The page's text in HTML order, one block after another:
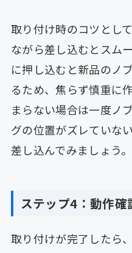
取り付け時のコツとし
ながら差し込むとスム
に押し込むと新品のノ
るため、焦らず慎重に
まらない場合は一度ノ
グの位置がズレていな
差し込んでみましょう。
ステップ4：動作確
取り付けが完了したら